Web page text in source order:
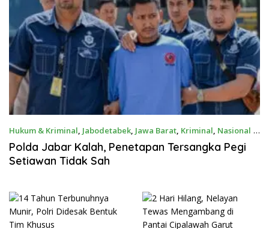
Hukum & Kriminal, Jabodetabek, Jawa Barat, Kriminal, Nasional 8
Juli 2024
Polda Jabar Kalah, Penetapan Tersangka Pegi
Setiawan Tidak Sah